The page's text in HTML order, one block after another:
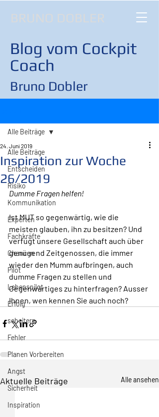
BRUNO DOBLER
Blog vom Cockpit
Coach
Bruno Dobler
Alle Beiträge
Entscheiden
Risiko
Kommunikation
Experten
Fachkräfte
Chancen
Pilot
Lebenspilot
Erfolg
scheitern
Fehler
Planen Vorbereiten
Angst
Sicherheit
Inspiration
Alle Beiträge
Inspiration zur Woche
26/2019
24. Juni 2019
Dumme Fragen helfen!
Ist MUT so gegenwärtig, wie die
meisten glauben, ihn zu besitzen? Und
verfügt unsere Gesellschaft auch über
genügend Zeitgenossen, die immer
wieder den Mumm aufbringen, auch
dumme Fragen zu stellen und
Gegenwärtiges zu hinterfragen? Ausser
Ihnen, wen kennen Sie auch noch?
Aktuelle Beiträge Alle ansehen